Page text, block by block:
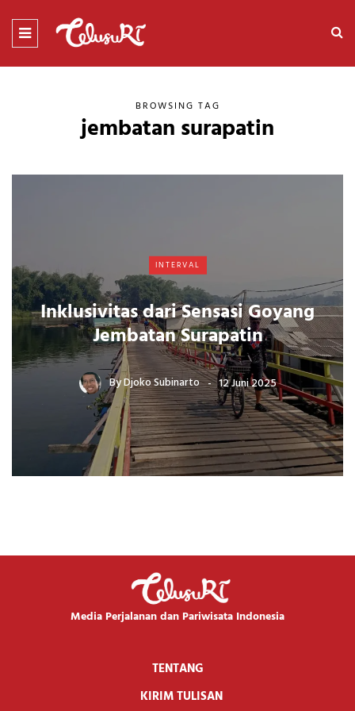
BROWSING TAG
jembatan surapatin
INTERVAL
Inklusivitas dari Sensasi Goyang
Jembatan Surapatin
ByDjoko Subinarto 12 Juni 2025
Media Perjalanan dan Pariwisata Indonesia
TENTANG
KIRIM TULISAN